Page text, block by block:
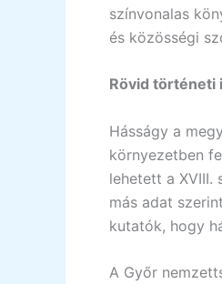
színvonalas
és közösségi
Rövid történeti
Hásságy a
környezetben
lehetett a XVIII.
más adat
kutatók, hogy
A Győr